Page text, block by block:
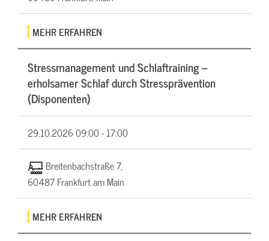
MEHR ERFAHREN
Stressmanagement und Schlaftraining –
erholsamer Schlaf durch Stressprävention
(Disponenten)
29.10.202609:00 - 17:00
Breitenbachstraße 7,
60487 Frankfurt am Main
MEHR ERFAHREN